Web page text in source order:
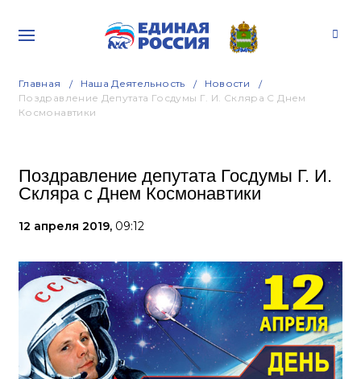
Главная Наша Деятельность
Новости
Поздравление Депутата Госдумы Г. И. Скляра С Днем
Космонавтики
Поздравление депутата Госдумы Г. И.
Скляра с Днем Космонавтики
12 апреля 2019, 09:12